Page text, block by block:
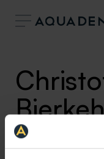
Allmäntandläkare